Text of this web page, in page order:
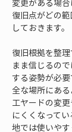
変更がある場合
復旧点がどの
しておきます。
復旧根拠を整
まま信じるの
する姿勢が必
全な場所にあ
工ヤードの変
にくくなって
地では使いや